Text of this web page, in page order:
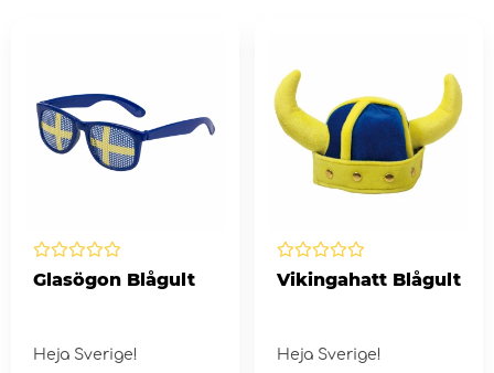
Glasögon Blågult
Heja Sverige!
Vikingahatt Blågult
Heja Sverige!